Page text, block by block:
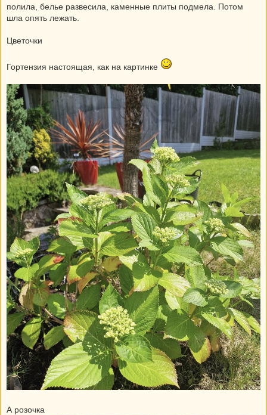
полила, белье развесила, каменные плиты подмела. Потом
шла опять лежать.
Цветочки
Гортензия настоящая, как на картинке
А розочка